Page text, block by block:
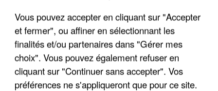
UN SECOND CADRE DE LA DZ MAFIA
INTERPELLÉ EN ALGÉRIE
Vous pouvez accepter en cliquant sur "Accepter
et fermer", ou affiner en sélectionnant les
finalités et/ou partenaires dans "Gérer mes
choix". Vous pouvez également refuser en
cliquant sur "Continuer sans accepter". Vos
préférences ne s'appliqueront que pour ce site.